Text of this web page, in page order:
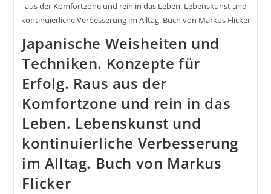
aus der Komfortzone und rein in das Leben. Lebenskunst und
kontinuierliche Verbesserung im Alltag. Buch von Markus Flicker
Japanische Weisheiten und
Techniken. Konzepte für
Erfolg. Raus aus der
Komfortzone und rein in das
Leben. Lebenskunst und
kontinuierliche Verbesserung
im Alltag. Buch von Markus
Flicker